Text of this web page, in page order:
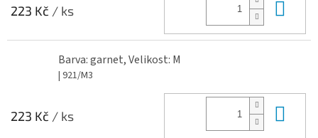
223 Kč / ks
Barva: garnet, Velikost: M
| 921/M3
223 Kč / ks